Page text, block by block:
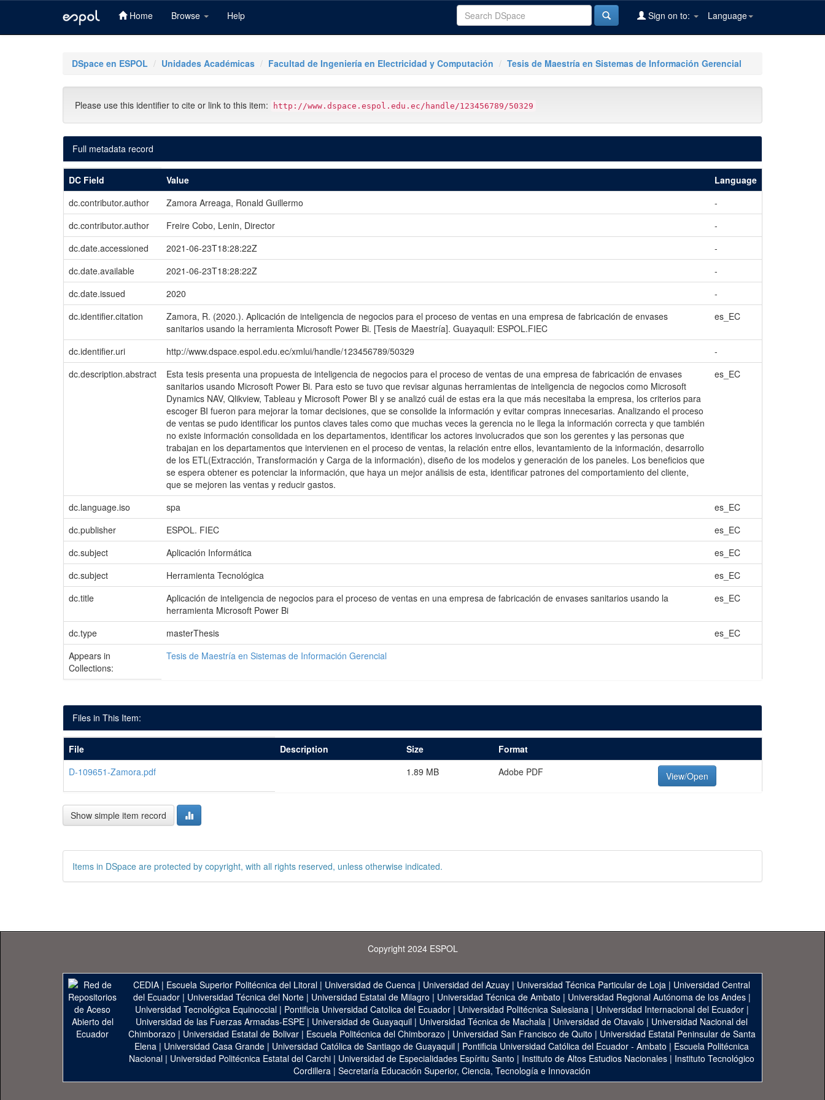
Home Browse Help Language
Sign on to:
DSpace en ESPOL Unidades Académicas Facultad de Ingeniería en Electricidad y Computación Tesis de Maestría en Sistemas de Información Gerencial
Please use this identifier to cite or link to this item: http://www.dspace.espol.edu.ec/handle/123456789/50329
Full metadata record
DC Field Value
Language
dc.contributor.author
Zamora Arreaga, Ronald Guillermo
-
dc.contributor.author
Freire Cobo, Lenin, Director
-
dc.date.accessioned
2021-06-23T18:28:22Z
-
dc.date.available
2021-06-23T18:28:22Z
-
dc.date.issued
2020
-
dc.identifier.citation
Zamora, R. (2020.). Aplicación de inteligencia de negocios para el proceso de ventas en una empresa de fabricación de envases
sanitarios usando la herramienta Microsoft Power Bi. [Tesis de Maestría]. Guayaquil: ESPOL.FIEC
es_EC
dc.identifier.uri http://www.dspace.espol.edu.ec/xmlui/handle/123456789/50329
-
dc.description.abstract
Esta tesis presenta una propuesta de inteligencia de negocios para el proceso de ventas de una empresa de fabricación de envases
sanitarios usando Microsoft Power Bi. Para esto se tuvo que revisar algunas herramientas de inteligencia de negocios como Microsoft
Dynamics NAV, Qlikview, Tableau y Microsoft Power BI y se analizó cuál de estas era la que más necesitaba la empresa, los criterios para
escoger BI fueron para mejorar la tomar decisiones, que se consolide la información y evitar compras innecesarias. Analizando el proceso
de ventas se pudo identificar los puntos claves tales como que muchas veces la gerencia no le llega la información correcta y que también
no existe información consolidada en los departamentos, identificar los actores involucrados que son los gerentes y las personas que
trabajan en los departamentos que intervienen en el proceso de ventas, la relación entre ellos, levantamiento de la información, desarrollo
de los ETL(Extracción, Transformación y Carga de la información), diseño de los modelos y generación de los paneles. Los beneficios que
se espera obtener es potenciar la información, que haya un mejor análisis de esta, identificar patrones del comportamiento del cliente,
que se mejoren las ventas y reducir gastos.
es_EC
dc.language.iso spa
es_EC
dc.publisher
ESPOL. FIEC
es_EC
dc.subject
Aplicación Informática
es_EC
dc.subject
Herramienta Tecnológica
es_EC
dc.title
Aplicación de inteligencia de negocios para el proceso de ventas en una empresa de fabricación de envases sanitarios usando la
herramienta Microsoft Power Bi
es_EC
dc.type masterThesis
es_EC
Appears in
Collections:
Tesis de Maestría en Sistemas de Información Gerencial
Files in This Item:
File Description Size
Format
D-109651-Zamora.pdf
1.89 MB Adobe PDF View/Open
Show simple item record
Items in DSpace are protected by copyright, with all rights reserved, unless otherwise indicated.
Copyright 2024 ESPOL
CEDIA | Escuela Superior Politécnica del Litoral | Universidad de Cuenca | Universidad del Azuay | Universidad Técnica Particular de Loja | Universidad Central
del Ecuador| Universidad Técnica del Norte| Universidad Estatal de Milagro | Universidad Técnica de Ambato | Universidad Regional Autónoma de los Andes|
Universidad Tecnológica Equinoccial| Pontificia Universidad Catolica del Ecuador| Universidad Politécnica Salesiana| Universidad Internacional del Ecuador|
Universidad de las Fuerzas Armadas-ESPE | Universidad de Guayaquil | Universidad Técnica de Machala | Universidad de Otavalo | Universidad Nacional del
Chimborazo | Universidad Estatal de Bolivar| Escuela Politécnica del Chimborazo | Universidad San Francisco de Quito | Universidad Estatal Peninsular de Santa
Elena | Universidad Casa Grande | Universidad Católica de Santiago de Guayaquil | Pontificia Universidad Católica del Ecuador - Ambato | Escuela Politécnica
Nacional | Universidad Politécnica Estatal del Carchi | Universidad de Especialidades Espíritu Santo | Instituto de Altos Estudios Nacionales | Instituto Tecnológico
Cordillera| Secretaría Educación Superior, Ciencia, Tecnología e Innovación